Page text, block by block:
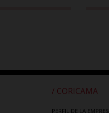
/ CORICAMA
PERFIL DE LA